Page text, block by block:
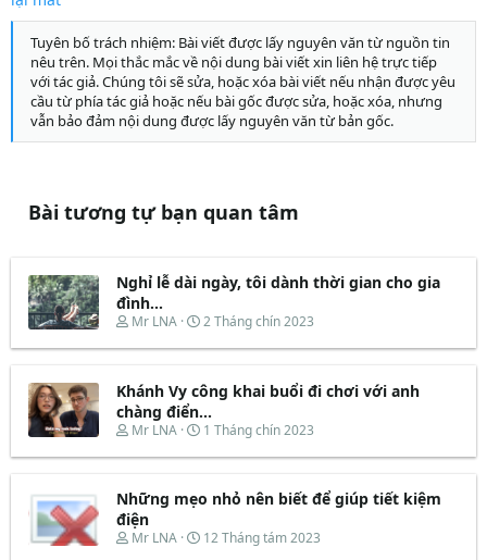
Tuyên bố trách nhiệm: Bài viết được lấy nguyên văn từ nguồn tin
nêu trên. Mọi thắc mắc về nội dung bài viết xin liên hệ trực tiếp
với tác giả. Chúng tôi sẽ sửa, hoặc xóa bài viết nếu nhận được yêu
cầu từ phía tác giả hoặc nếu bài gốc được sửa, hoặc xóa, nhưng
vẫn bảo đảm nội dung được lấy nguyên văn từ bản gốc.
Bài tương tự bạn quan tâm
Nghỉ lễ dài ngày, tôi dành thời gian cho gia
đình...
T
r
a
d
s
a
t
e
r
Mr LNA
N
à
b
t
ầ
2 Tháng chín 2023
Khánh Vy công khai buổi đi chơi với anh
chàng điển...
T
r
a
d
s
Mr LNA
N
à
b
t
1 Tháng chín 2023
Những mẹo nhỏ nên biết để giúp tiết kiệm
điện
T
Mr LNA
N
12 Tháng tám 2023